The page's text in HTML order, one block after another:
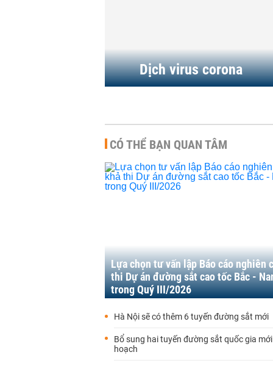
Dịch virus corona
bật tăng mạnh nhờ
CÓ THỂ BẠN QUAN TÂM
Lựa chọn tư vấn lập Báo cáo nghiên
thi Dự án đường sắt cao tốc Bắc -
trong Quý III/2026
Hà Nội sẽ có thêm 6 tuyến đường sắt mới
Bổ sung hai tuyến đường sắt quốc gia
hoạch